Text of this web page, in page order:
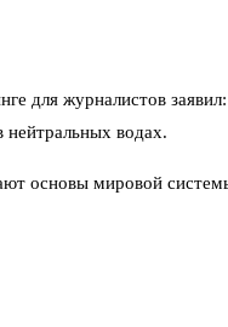
для журналистов
нейтральных водах.
основы мировой